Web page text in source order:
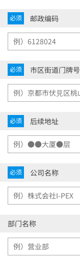
必须 邮政编码
必须 市区街道门牌号
必须 后续地址
必须 公司名称
部门名称